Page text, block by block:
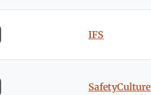
IFS
SafetyCulture